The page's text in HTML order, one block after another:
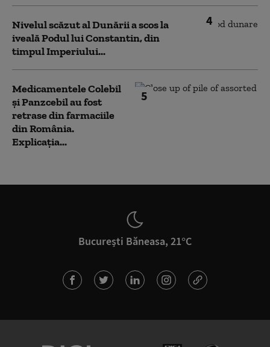
4
Nivelul scăzut al Dunării a scos la
iveală Podul lui Constantin, din
timpul Imperiului...
5
Medicamentele Colebil
și Panzcebil au fost
retrase din farmaciile
din România.
Explicația...
București Băneasa, 21°C